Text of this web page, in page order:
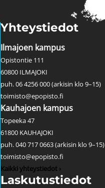
Yhteystiedot
Ilmajoen kampus
Opistontie 111
60800 ILMAJOKI
puh. 06 4256 000 (arkisin klo 9–15)
toimisto@epopisto.fi
Kauhajoen kampus
Topeeka 47
61800 KAUHAJOKI
puh. 040 717 0663 (arkisin klo 9–15)
toimisto@epopisto.fi
Kaikki yhteystiedot ›
Laskutustiedot